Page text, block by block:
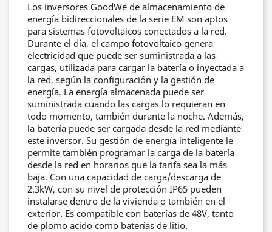
Los inversores GoodWe de almacenamiento de
energía bidireccionales de la serie EM son aptos
para sistemas fotovoltaicos conectados a la red.
Durante el día, el campo fotovoltaico genera
electricidad que puede ser suministrada a las
cargas, utilizada para cargar la batería o inyectada a
la red, según la configuración y la gestión de
energía. La energía almacenada puede ser
suministrada cuando las cargas lo requieran en
todo momento, también durante la noche. Además,
la batería puede ser cargada desde la red mediante
este inversor. Su gestión de energía inteligente le
permite también programar la carga de la batería
desde la red en horarios que la tarifa sea la más
baja. Con una capacidad de carga/descarga de
2.3kW, con su nivel de protección IP65 pueden
instalarse dentro de la vivienda o también en el
exterior. Es compatible con baterías de 48V, tanto
de plomo acido como baterías de litio.